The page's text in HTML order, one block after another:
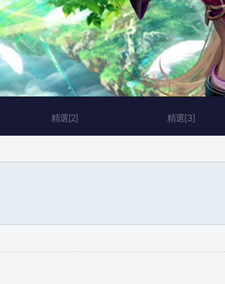
精選[2] 精選[3]